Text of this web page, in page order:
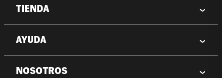
TIENDA
AYUDA
NOSOTROS